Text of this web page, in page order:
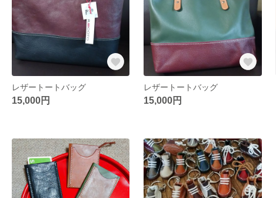
レザートートバッグ
15,000円
レザートートバッグ
15,000円